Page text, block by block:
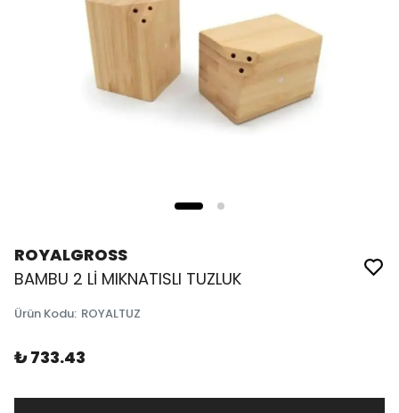
ROYALGROSS
BAMBU 2 Lİ MIKNATISLI TUZLUK
Ürün Kodu: ROYALTUZ
₺ 733.43